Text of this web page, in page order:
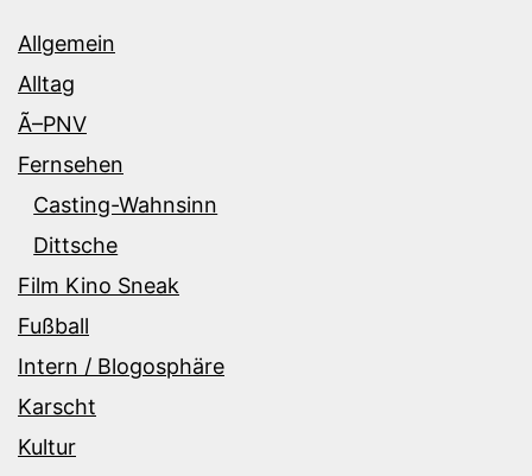
Allgemein
Alltag
Ã–PNV
Fernsehen
Casting-Wahnsinn
Dittsche
Film Kino Sneak
Fußball
Intern / Blogosphäre
Karscht
Kultur